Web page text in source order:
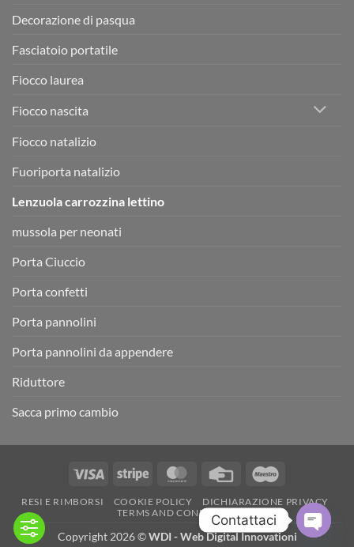
Decorazione di pasqua
Fasciatoio portatile
Fiocco laurea
Fiocco nascita
Fiocco natalizio
Fuoriporta natalizio
Lenzuola carrozzina lettino
mussola per neonati
Porta Ciuccio
Porta confetti
Porta pannolini
Porta pannolini da appendere
Riduttore
Sacca primo cambio
Visa Stripe MasterCardCredit
RESI E RIMBORSI COOKIE POLICY
DICHIARAZIONE PRIVACY
TERMS AND CONDITIONS
Copyright 2026 ©WDI - Web Digital Innovationi
Contattaci